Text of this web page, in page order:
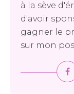
à la sève
d'avoir
gagner le
sur mon